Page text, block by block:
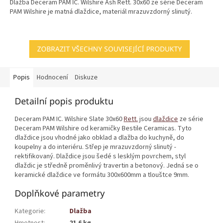
Dlažba Deceram PAM IC. Wilshire Ash Rett. 30x60 ze série Deceram
PAM Wilshire je matná dlaždice, materiál mrazuvzdorný slinutý.
ZOBRAZIT VŠECHNY SOUVISEJÍCÍ PRODUKTY
Popis Hodnocení Diskuze
Detailní popis produktu
Deceram PAM IC. Wilshire Slate 30x60Rett. jsou dlaždice ze série
Deceram PAM Wilshire od keramičky Bestile Ceramicas. Tyto
dlaždice jsou vhodné jako obklad a dlažba do kuchyně, do
koupelny a do interiéru. Střep je mrazuvzdorný slinutý -
rektifikovaný. Dlaždice jsou šedé s lesklým povrchem, styl
dlaždic je středně proměnlivý travertin a betonový. Jedná se o
keramické dlaždice ve formátu 300x600mm a tlouštce 9mm.
Doplňkové parametry
Kategorie:
Dlažba